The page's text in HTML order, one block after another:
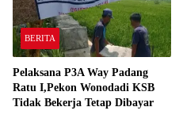
BERITA
Pelaksana P3A Way Padang
Ratu I,Pekon Wonodadi KSB
Tidak Bekerja Tetap Dibayar